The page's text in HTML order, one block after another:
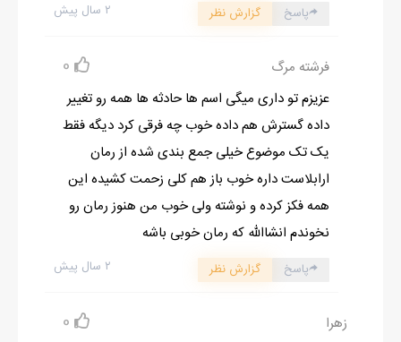
۲ سال پیش پاسخ گزارش نظر
فرشته مرگ 0
عزیزم تو داری میگی اسم ها حادثه ها همه رو تغییر
داده گسترش هم داده خوب چه فرقی کرد دیگه فقط
یک تک موضوع خیلی جمع بندی شده از رمان
ارابلاست داره خوب باز هم کلی زحمت کشیده این
همه فکز کرده و نوشته ولی خوب من هنوز رمان رو
نخوندم انشاالله که رمان خوبی باشه
۲ سال پیش پاسخ گزارش نظر
زهرا 0